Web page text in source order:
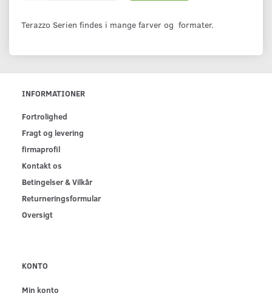
Terazzo Serien findes i mange farver og formater.
INFORMATIONER
Fortrolighed
Fragt og levering
firmaprofil
Kontakt os
Betingelser & Vilkår
Returneringsformular
Oversigt
KONTO
Min konto